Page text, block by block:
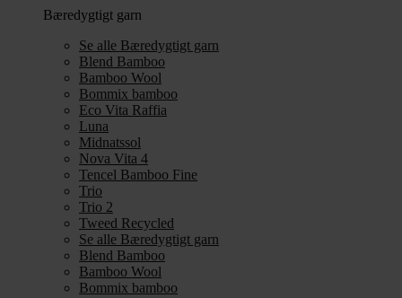
Bæredygtigt garn
Se alle Bæredygtigt garn
Blend Bamboo
Bamboo Wool
Bommix bamboo
Eco Vita Raffia
Luna
Midnatssol
Nova Vita 4
Tencel Bamboo Fine
Trio
Trio 2
Tweed Recycled
Se alle Bæredygtigt garn
Blend Bamboo
Bamboo Wool
Bommix bamboo